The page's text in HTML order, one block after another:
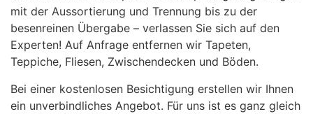
mit der Aussortierung und Trennung bis zu der
besenreinen Übergabe – verlassen Sie sich auf den
Experten! Auf Anfrage entfernen wir Tapeten,
Teppiche, Fliesen, Zwischendecken und Böden.
Bei einer kostenlosen Besichtigung erstellen wir Ihnen
ein unverbindliches Angebot. Für uns ist es ganz gleich